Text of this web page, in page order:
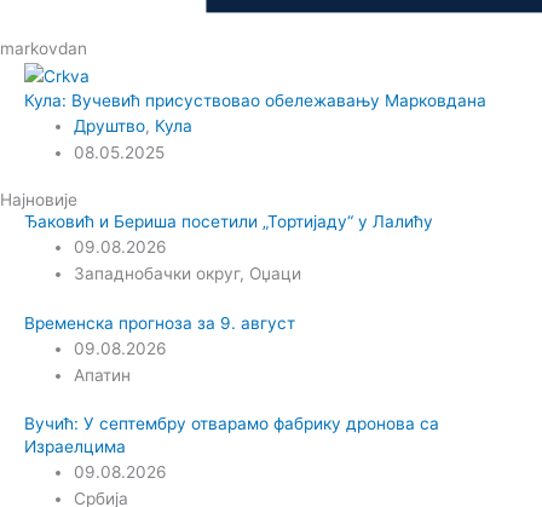
markovdan
Кула: Вучевић присуствовао обележавању Марковдана
Друштво, Кула
08.05.2025
Најновије
Ђаковић и Бериша посетили „Тортијаду“ у Лалићу
09.08.2026
Западнобачки округ, Оџаци
Временска прогноза за 9. август
09.08.2026
Апатин
Вучић: У септембру отварамо фабрику дронова са
Израелцима
09.08.2026
Србија